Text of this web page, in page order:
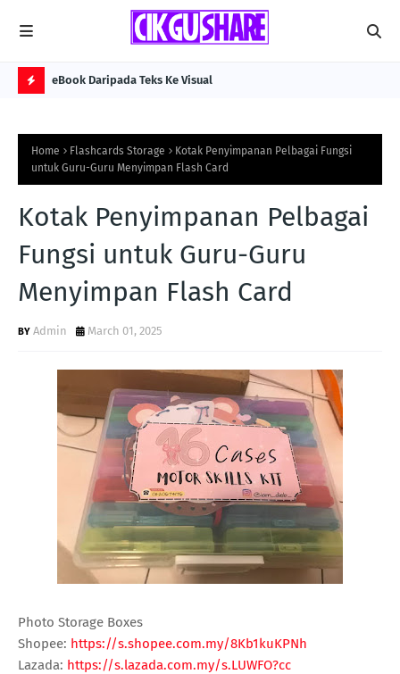
O
P
O
S
eBook Daripada Teks Ke Visual
Home Flashcards Storage
Kotak Penyimpanan Pelbagai Fungsi
untuk Guru-Guru Menyimpan Flash Card
Kotak Penyimpanan Pelbagai
Fungsi untuk Guru-Guru
Menyimpan Flash Card
Admin March 01, 2025
Photo Storage Boxes
Shopee: https://s.shopee.com.my/8Kb1kuKPNh
Lazada: https://s.lazada.com.my/s.LUWFO?cc